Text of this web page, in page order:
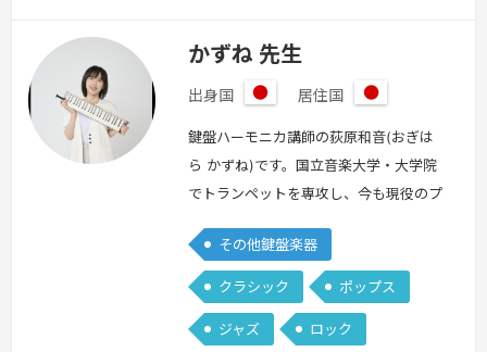
かずね 先生
出身国
本
居住国
本
鍵盤ハーモニカ講師の荻原和音(おぎは
ら かずね)です。国立音楽大学・大学院
でトランペットを専攻し、今も現役のプ
ーモニカは約10年演奏していて、トラン
ペットで身につけた息のコントロールを
活かしながら、"主役としても輝ける"メ
ロディ楽器としての魅力を伝えるのが得
その他鍵盤楽器
クラシック ポップス
ジャズ ロック